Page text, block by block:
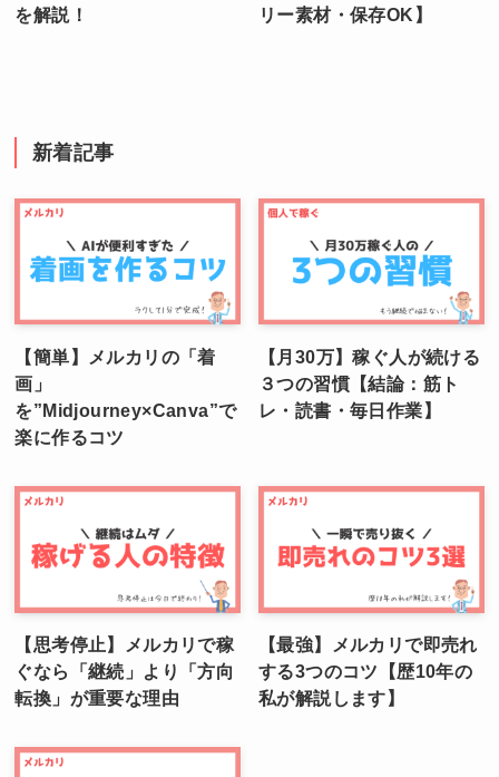
を解説！
リー素材・保存OK】
新着記事
【簡単】メルカリの「着
画」
を”Midjourney×Canva”で
楽に作るコツ
【月30万】稼ぐ人が続ける
３つの習慣【結論：筋ト
レ・読書・毎日作業】
【思考停止】メルカリで稼
ぐなら「継続」より「方向
転換」が重要な理由
【最強】メルカリで即売れ
する3つのコツ【歴10年の
私が解説します】